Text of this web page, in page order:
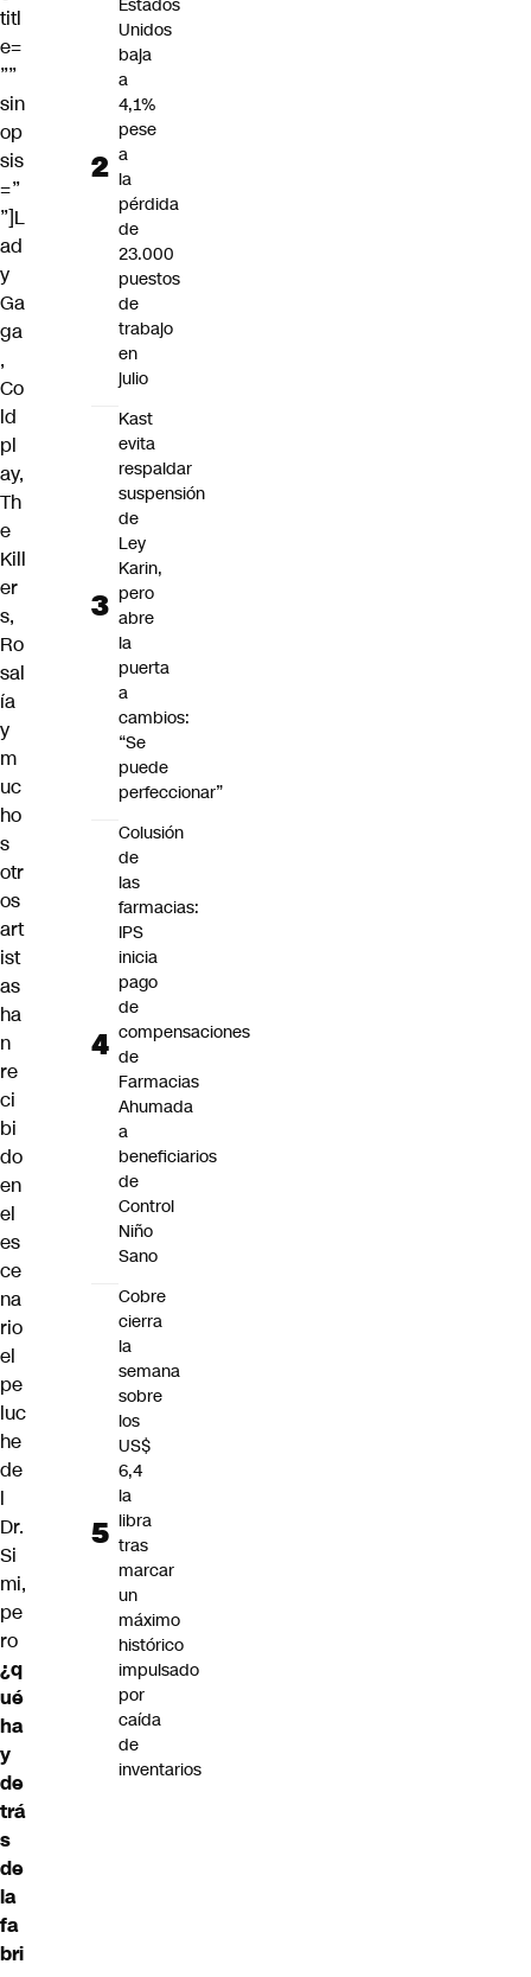
titl
e=
””
sin
op
sis
=”
”]L
ad
y
Ga
ga
,
Co
ld
pl
ay,
Th
e
Kill
er
s,
Ro
sal
ía
y
m
uc
ho
s
otr
os
art
ist
as
ha
n
re
ci
bi
do
en
el
es
ce
na
rio
el
pe
luc
he
de
l
Dr.
Si
mi,
pe
ro
¿q
ué
ha
y
de
trá
s
de
la
fa
bri
Estados
Unidos
baja
a
4,1%
pese
a
la
pérdida
de
23.000
puestos
de
trabajo
en
julio
Kast
evita
respaldar
suspensión
de
Ley
Karin,
pero
abre
la
puerta
a
cambios:
“Se
puede
perfeccionar”
Colusión
de
las
farmacias:
IPS
inicia
pago
de
compensaciones
de
Farmacias
Ahumada
a
beneficiarios
de
Control
Niño
Sano
Cobre
cierra
la
semana
sobre
los
US$
6,4
la
libra
tras
marcar
un
máximo
histórico
impulsado
por
caída
de
inventarios